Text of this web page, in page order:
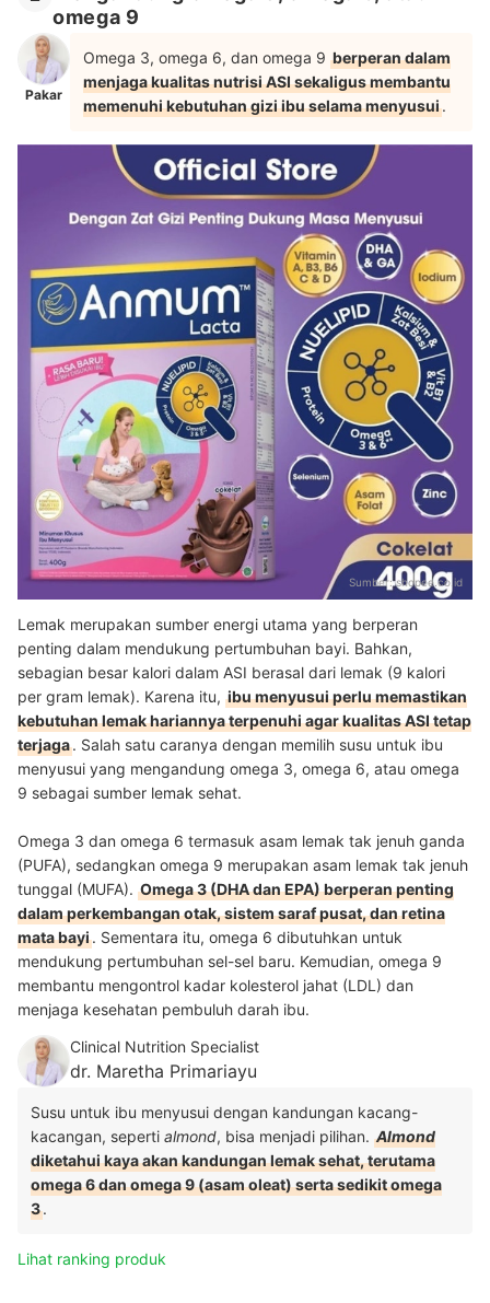
omega 9
Pakar
Omega 3, omega 6, dan omega 9 berperan dalam
menjaga kualitas nutrisi ASI sekaligus membantu
memenuhi kebutuhan gizi ibu selama menyusui.
Sumber:shopee.co.id
Lemak merupakan sumber energi utama yang berperan
penting dalam mendukung pertumbuhan bayi. Bahkan,
sebagian besar kalori dalam ASI berasal dari lemak (9 kalori
per gram lemak). Karena itu, ibu menyusui perlu memastikan
kebutuhan lemak hariannya terpenuhi agar kualitas ASI tetap
terjaga. Salah satu caranya dengan memilih susu untuk ibu
menyusui yang mengandung omega 3, omega 6, atau omega
9 sebagai sumber lemak sehat.
Omega 3 dan omega 6 termasuk asam lemak tak jenuh ganda
(PUFA), sedangkan omega 9 merupakan asam lemak tak jenuh
tunggal (MUFA). Omega 3 (DHA dan EPA) berperan penting
dalam perkembangan otak, sistem saraf pusat, dan retina
mata bayi. Sementara itu, omega 6 dibutuhkan untuk
mendukung pertumbuhan sel-sel baru. Kemudian, omega 9
membantu mengontrol kadar kolesterol jahat (LDL) dan
menjaga kesehatan pembuluh darah ibu.
Clinical Nutrition Specialist
dr. Maretha Primariayu
Susu untuk ibu menyusui dengan kandungan kacang-
kacangan, seperti almond, bisa menjadi pilihan. Almond
diketahui kaya akan kandungan lemak sehat, terutama
omega 6 dan omega 9 (asam oleat) serta sedikit omega
3.
Lihat ranking produk